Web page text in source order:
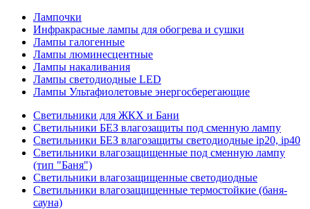
Лампочки
Инфракрасные лампы для обогрева и сушки
Лампы галогенные
Лампы люминесцентные
Лампы накаливания
Лампы светодиодные LED
Лампы Ультафиолетовые энергосберегающие
Светильники для ЖКХ и Бани
Светильники БЕЗ влагозащиты под сменную лампу
Светильники БЕЗ влагозащиты светодиодные ip20, ip40
Светильники влагозащищенные под сменную лампу
(тип "Баня")
Светильники влагозащищенные светодиодные
Светильники влагозащищенные термостойкие (баня-
сауна)